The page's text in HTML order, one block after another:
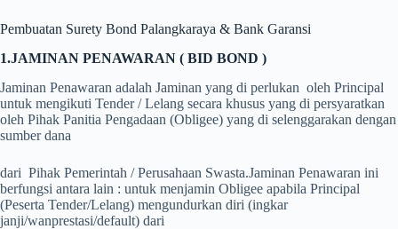
Pembuatan Surety Bond Palangkaraya & Bank Garansi
1.JAMINAN PENAWARAN ( BID BOND )
Jaminan Penawaran adalah Jaminan yang di perlukan oleh Principal
untuk mengikuti Tender / Lelang secara khusus yang di persyaratkan
oleh Pihak Panitia Pengadaan (Obligee) yang di selenggarakan dengan
sumber dana
dari Pihak Pemerintah / Perusahaan Swasta.Jaminan Penawaran ini
berfungsi antara lain : untuk menjamin Obligee apabila Principal
(Peserta Tender/Lelang) mengundurkan diri (ingkar
janji/wanprestasi/default) dari